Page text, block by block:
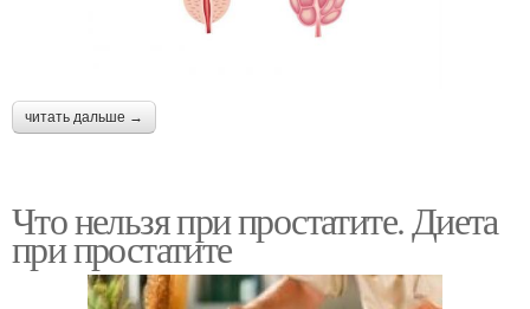
читать дальше →
Что нельзя при простатите. Диета
при простатите